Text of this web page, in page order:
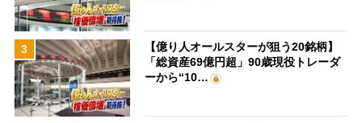
3
【億り人オールスターが狙う20銘柄】
「総資産69億円超」90歳現役トレーダ
ーから“10…